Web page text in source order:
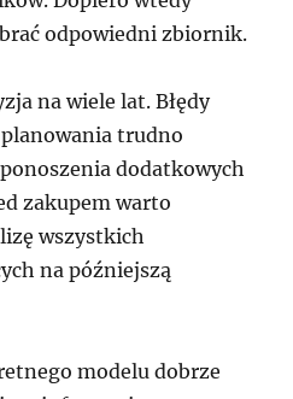
odpowiedni zbiornik.
na wiele lat. Błędy
trudno
dodatkowych
zakupem warto
wszystkich
na późniejszą
modelu dobrze